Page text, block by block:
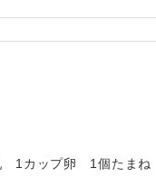
1カップ卵 1個たまね